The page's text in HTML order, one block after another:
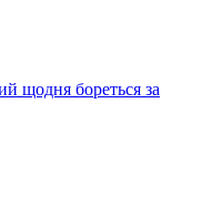
щодня бореться за